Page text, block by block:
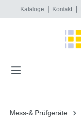
springen
Kataloge Kontakt
Mess-& Prüfgeräte